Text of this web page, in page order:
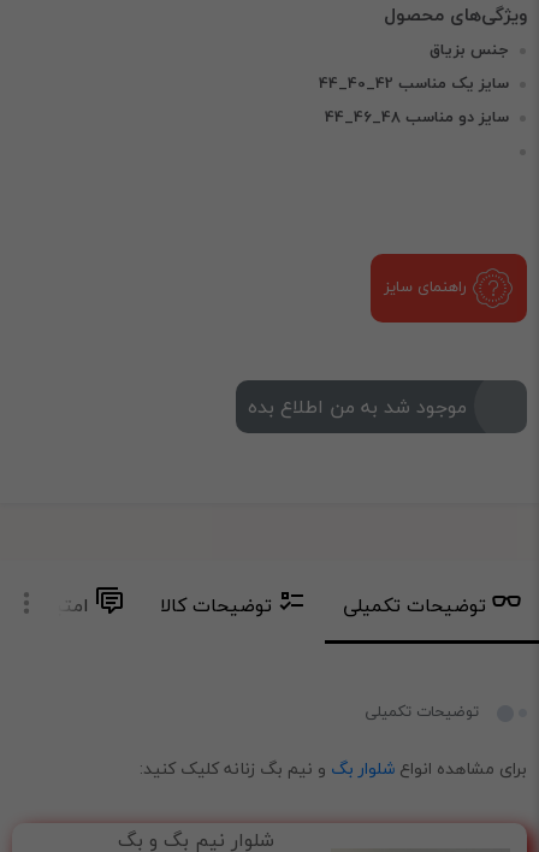
جنس بزیاق
سایز یک مناسب 42_40_44
سایز دو مناسب 48_46_44
راهنمای سایز
موجود شد به من اطلاع بده
توضیحات تکمیلی توضیحات کالا امتیاز و
توضیحات تکمیلی
برای مشاهده انواع شلوار بگ و نیم بگ زنانه کلیک کنید:
شلوار نیم بگ و بگ